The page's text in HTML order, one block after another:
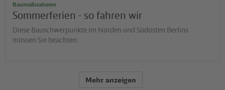
Baumaßnahmen
Sommerferien - so fahren wir
Diese Bauschwerpunkte im Norden und Südosten Berlins
müssen Sie beachten.
Mehr anzeigen